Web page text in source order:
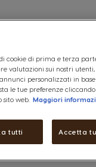
800 365
clicca qui
cookie di prima e terza
valutazioni sui nostri
personalizzati in
le tue preferenze
web. Maggiori
tutti Accetta